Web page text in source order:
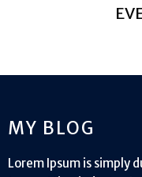
MY BLOG
Lorem Ipsum is simply